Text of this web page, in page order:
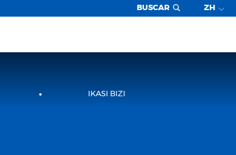
BUSCAR ZH
IKASI BIZI